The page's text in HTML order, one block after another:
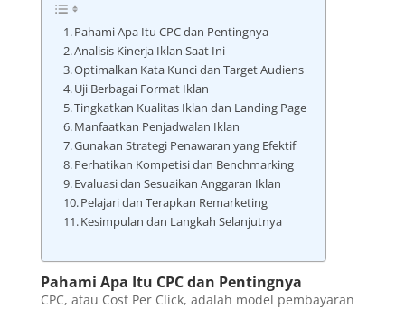
Pahami Apa Itu CPC dan Pentingnya
Analisis Kinerja Iklan Saat Ini
Optimalkan Kata Kunci dan Target Audiens
Uji Berbagai Format Iklan
Tingkatkan Kualitas Iklan dan Landing Page
Manfaatkan Penjadwalan Iklan
Gunakan Strategi Penawaran yang Efektif
Perhatikan Kompetisi dan Benchmarking
Evaluasi dan Sesuaikan Anggaran Iklan
Pelajari dan Terapkan Remarketing
Kesimpulan dan Langkah Selanjutnya
Pahami Apa Itu CPC dan Pentingnya
CPC, atau Cost Per Click, adalah model pembayaran